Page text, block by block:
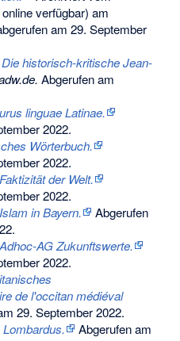
verfügbar) am
am 29. September
historisch-kritische Jean-
Abgerufen am
linguae Latinae.
2022.
Wörterbuch.
2022.
der Welt.
2022.
in Bayern.
Abgerufen
.
AG Zukunftswerte.
2022.
de l'occitan médiéval
29. September 2022.
Abgerufen am